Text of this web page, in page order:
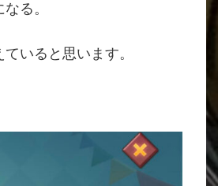
る。
いると思います。